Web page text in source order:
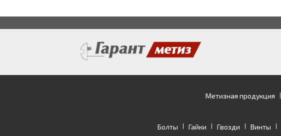
Метизная продукция
Болты Гайки Гвозди Винты